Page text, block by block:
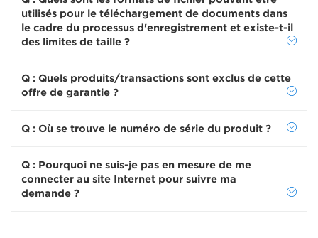
utilisés pour le téléchargement de documents dans
le cadre du processus d'enregistrement et existe-t-il
des limites de taille ?
Q : Quels produits/transactions sont exclus de cette
offre de garantie ?
Q : Où se trouve le numéro de série du produit ?
Q : Pourquoi ne suis-je pas en mesure de me
connecter au site Internet pour suivre ma
demande ?